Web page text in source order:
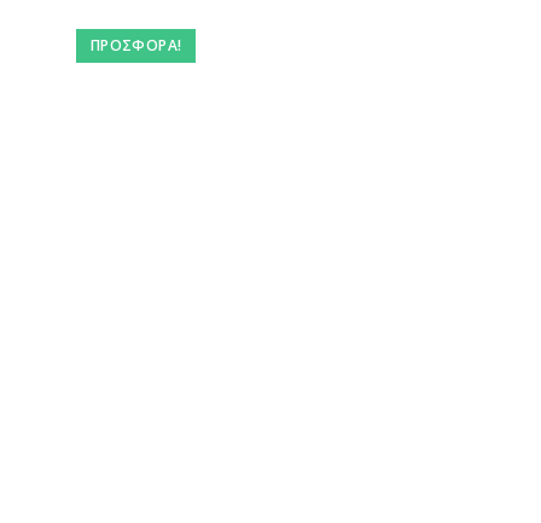
ΠΡΟΣΦΟΡΆ!